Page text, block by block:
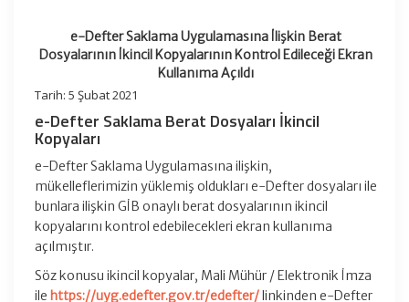
e-Defter Saklama Uygulamasına İlişkin Berat
Dosyalarının İkincil Kopyalarının Kontrol Edileceği Ekran
Kullanıma Açıldı
Tarih: 5 Şubat 2021
e-Defter Saklama Berat Dosyaları İkincil
Kopyaları
e-Defter Saklama Uygulamasına ilişkin,
mükelleflerimizin yüklemiş oldukları e-Defter dosyaları ile
bunlara ilişkin GİB onaylı berat dosyalarının ikincil
kopyalarını kontrol edebilecekleri ekran kullanıma
açılmıştır.
Söz konusu ikincil kopyalar, Mali Mühür / Elektronik İmza
ile https://uyg.edefter.gov.tr/edefter/linkinden e-Defter